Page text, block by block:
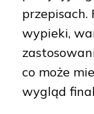
wypieki,
co może
wygląd